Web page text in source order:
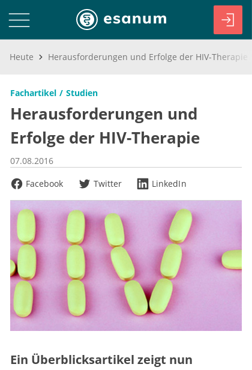
Heute Herausforderungen und Erfolge der HIV-Therapie
Fachartikel Studien
Herausforderungen und
Erfolge der HIV-Therapie
07.08.2016
Facebook
Twitter LinkedIn
Ein Überblicksartikel zeigt nun